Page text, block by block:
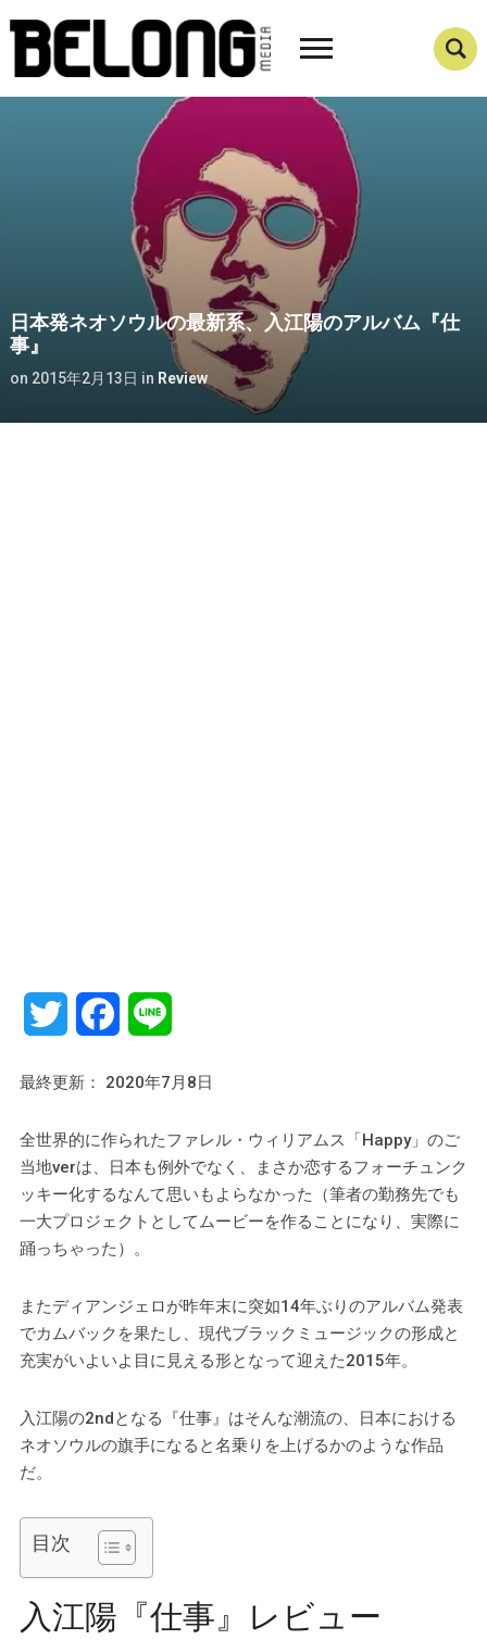
日本発ネオソウルの最新系、入江陽のアルバム『仕
事』
on 2015年2月13日 in Review
Twitter Facebook
最終更新： 2020年7月8日
全世界的に作られたファレル・ウィリアムス「Happy」のご
当地verは、日本も例外でなく、まさか恋するフォーチュンク
ッキー化するなんて思いもよらなかった（筆者の勤務先でも
一大プロジェクトとしてムービーを作ることになり、実際に
踊っちゃった）。
またディアンジェロが昨年末に突如14年ぶりのアルバム発表
でカムバックを果たし、現代ブラックミュージックの形成と
充実がいよいよ目に見える形となって迎えた2015年。
入江陽の2ndとなる『仕事』はそんな潮流の、日本における
ネオソウルの旗手になると名乗りを上げるかのような作品
だ。
目次
入江陽『仕事』レビュー